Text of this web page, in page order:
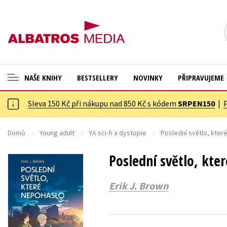
NAŠE KNIHY
ANGLICKÉ KNIHY -20 %
VÝPRODEJ -70 %
ASTERIX S DÁRKEM
🎁DÁRKOVÉ PUBLIKACE
✉️ DÁRKOVÉ POUKAZY
Cestování
Dárkové publikace
Digitální fotografie
Esoterika a duchovní svět
BESTSELLERY NOVINKY PŘIPRAVUJEME
Sleva 150 Kč při nákupu nad 850 Kč s kódem SRPEN150|
Domů Young adult YA sci-fi a dystopie Poslední světlo,
Poslední světlo,
Erik J. Brown